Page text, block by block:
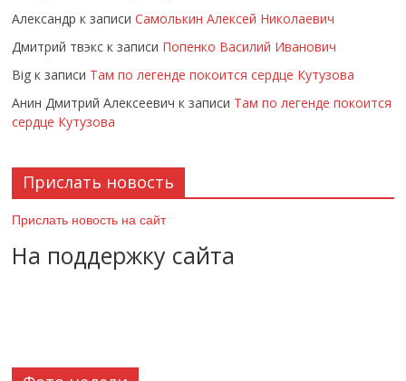
Александр к записиСамолькин Алексей Николаевич
Дмитрий твэкс к записи Попенко Василий Иванович
Big к записи Там по легенде покоится сердце Кутузова
Анин Дмитрий Алексеевич к записи Там по легенде покоится
сердце Кутузова
Прислать новость
Прислать новость на сайт
На поддержку сайта